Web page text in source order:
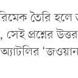
তৈরি
প্রশ্নের